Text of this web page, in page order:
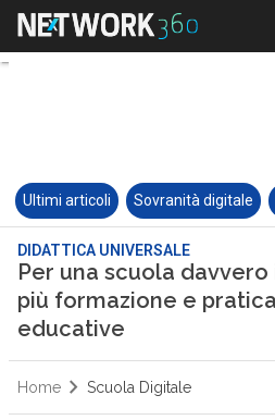
Ultimi articoli Sovranità digitale
DIDATTICA UNIVERSALE
Per una scuola
più formazione e
educative
Home Scuola Digitale